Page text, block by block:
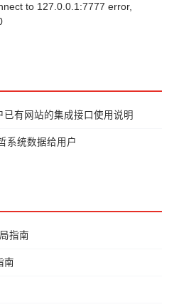
to 127.0.0.1:7777 error,
有网站的集成接口使用说明
系统数据给用户
指南
南